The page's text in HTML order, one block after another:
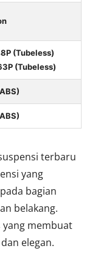
(Tubeless)
(Tubeless)
terbaru
yang
pada bagian
belakang.
yang membuat
elegan.